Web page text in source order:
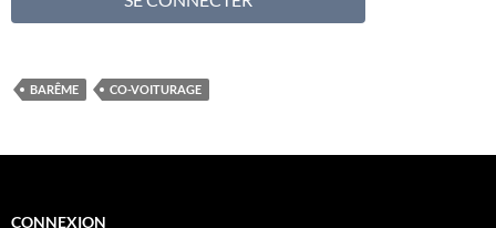
BARÊME CO-VOITURAGE
CONNEXION